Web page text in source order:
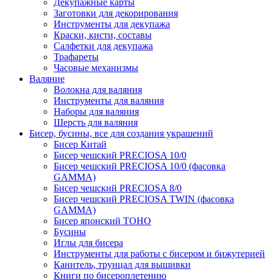
Декупажные карты
Заготовки для декорирования
Инструменты для декупажа
Краски, кисти, составы
Салфетки для декупажа
Трафареты
Часовые механизмы
Валяние
Волокна для валяния
Инструменты для валяния
Наборы для валяния
Шерсть для валяния
Бисер, бусины, все для создания украшений
Бисер Китай
Бисер чешский PRECIOSA 10/0
Бисер чешский PRECIOSA 10/0 (фасовка
GAMMA)
Бисер чешский PRECIOSA 8/0
Бисер чешский PRECIOSA TWIN (фасовка
GAMMA)
Бисер японский TOHO
Бусины
Иглы для бисера
Инструменты для работы с бисером и бижутерией
Канитель, трунцал для вышивки
Книги по бисероплетению